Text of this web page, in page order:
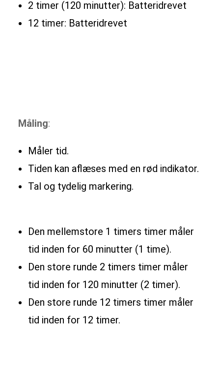
2 timer (120 minutter): Batteridrevet
12 timer: Batteridrevet
Måling:
Måler tid.
Tiden kan aflæses med en rød indikator.
Tal og tydelig markering.
Den mellemstore 1 timers timer måler
tid inden for 60 minutter (1 time).
Den store runde 2 timers timer måler
tid inden for 120 minutter (2 timer).
Den store runde 12 timers timer måler
tid inden for 12 timer.